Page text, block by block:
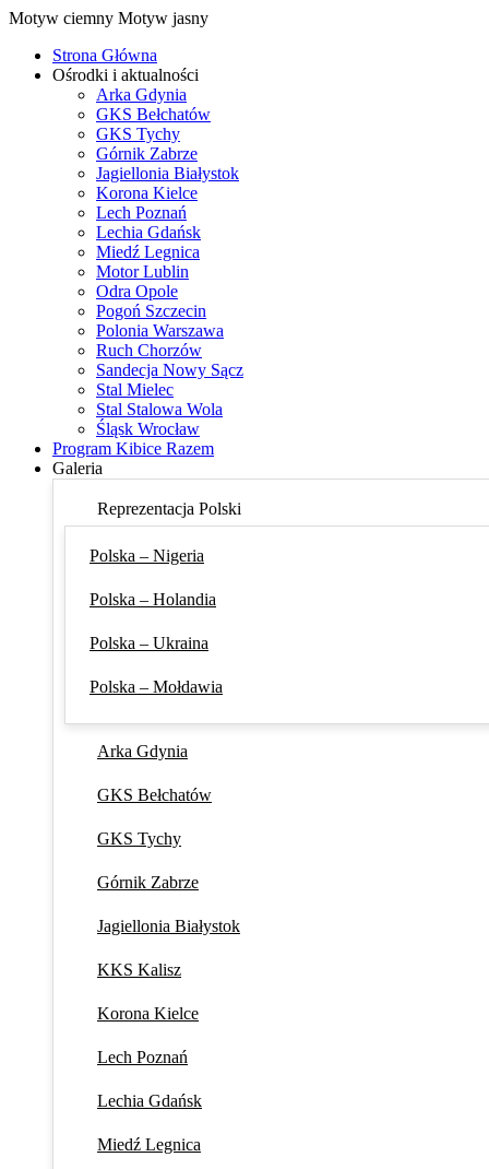
Motyw ciemny Motyw jasny
Strona Główna
Ośrodki i aktualności
Arka Gdynia
GKS Bełchatów
GKS Tychy
Górnik Zabrze
Jagiellonia Białystok
Korona Kielce
Lech Poznań
Lechia Gdańsk
Miedź Legnica
Motor Lublin
Odra Opole
Pogoń Szczecin
Polonia Warszawa
Ruch Chorzów
Sandecja Nowy Sącz
Stal Mielec
Stal Stalowa Wola
Śląsk Wrocław
Program Kibice Razem
Galeria
Reprezentacja Polski
Polska – Nigeria
Polska – Holandia
Polska – Ukraina
Polska – Mołdawia
Arka Gdynia
GKS Bełchatów
GKS Tychy
Górnik Zabrze
Jagiellonia Białystok
KKS Kalisz
Korona Kielce
Lech Poznań
Lechia Gdańsk
Miedź Legnica